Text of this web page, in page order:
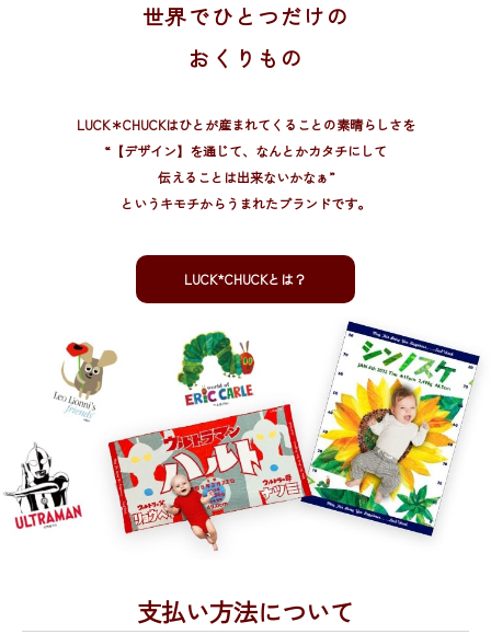
世界でひとつだけの
おくりもの
LUCK＊CHUCKはひとが産まれてくることの素晴らしさを
“【デザイン】を通じて、 なんとかカタチにして
伝えることは出来ないかなぁ”
というキモチからうまれたブランドです。
LUCK*CHUCKとは？
支払い方法について